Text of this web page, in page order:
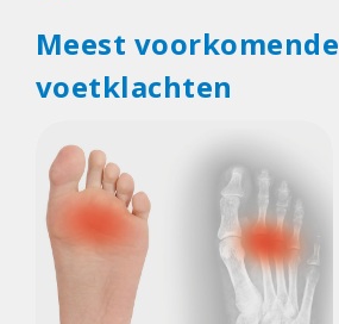
Meest voorkomende
voetklachten